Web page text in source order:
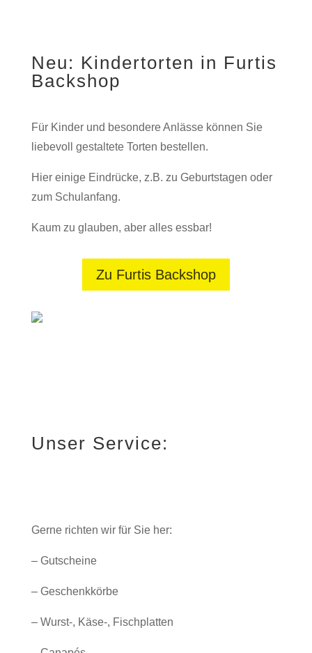
Neu: Kindertorten in Furtis
Backshop
Für Kinder und besondere Anlässe können Sie
liebevoll gestaltete Torten bestellen.
Hier einige Eindrücke, z.B. zu Geburtstagen oder
zum Schulanfang.
Kaum zu glauben, aber alles essbar!
Zu Furtis Backshop
Unser Service:
Gerne richten wir für Sie her:
– Gutscheine
– Geschenkkörbe
– Wurst-, Käse-, Fischplatten